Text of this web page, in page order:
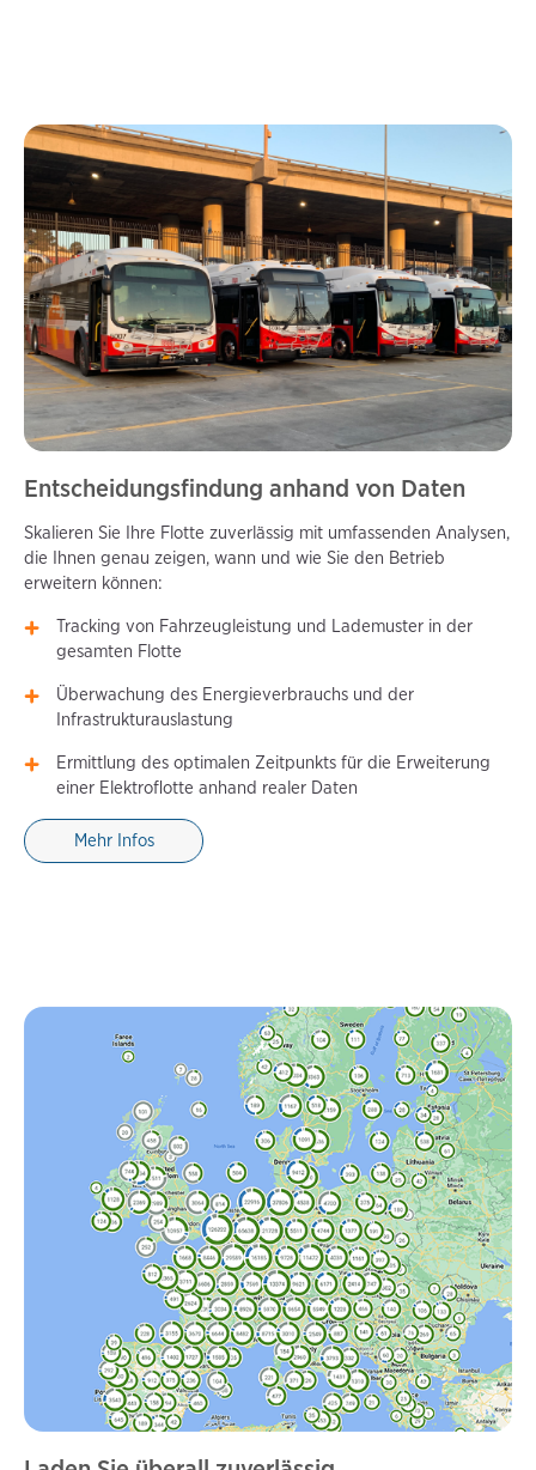
Entscheidungsfindung anhand von Daten
Skalieren Sie Ihre Flotte zuverlässig mit umfassenden Analysen,
die Ihnen genau zeigen, wann und wie Sie den Betrieb
erweitern können:
Tracking von Fahrzeugleistung und Lademuster in der
gesamten Flotte
Überwachung des Energieverbrauchs und der
Infrastrukturauslastung
Ermittlung des optimalen Zeitpunkts für die Erweiterung
einer Elektroflotte anhand realer Daten
Mehr Infos